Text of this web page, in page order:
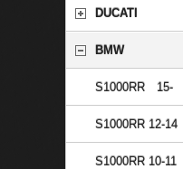
DUCATI
BMW
S1000RR 15-
S1000RR 12-14
S1000RR 10-11